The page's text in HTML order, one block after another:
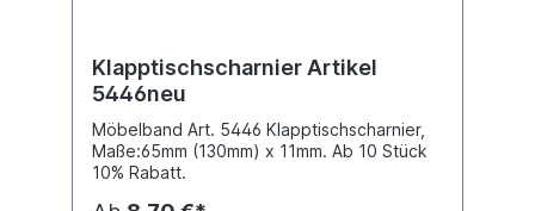
Klapptischscharnier Artikel
5446neu
Möbelband Art. 5446 Klapptischscharnier,
Maße:65mm (130mm) x 11mm. Ab 10 Stück
10% Rabatt.